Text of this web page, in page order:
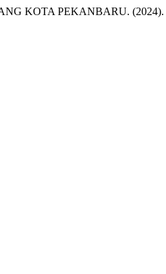
KOTA PEKANBARU. (2024).